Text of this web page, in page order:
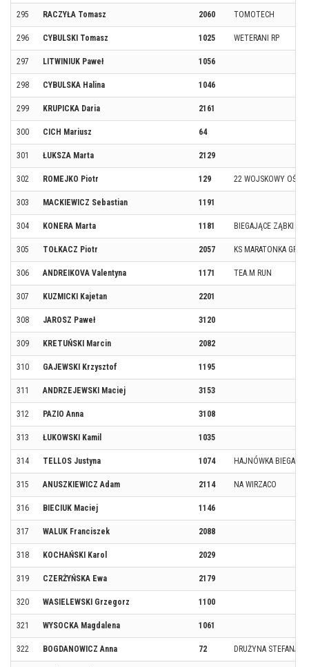
295 RACZYŁA Tomasz 2060 TOMOTECH
296 CYBULSKI Tomasz 1025 WETERANI RP
297 LITWINIUK Paweł 1056
298 CYBULSKA Halina 1046
299 KRUPICKA Daria 2161
300 CICH Mariusz 64
301 ŁUKSZA Marta 2129
302 ROMEJKO Piotr 129 22 WOJSKOWY
303 MACKIEWICZ Sebastian 1191
304 KONERA Marta 1181 BIEGAJĄCE ZĄBKI
305 TOŁKACZ Piotr 2057 KS MARATONKA
306 ANDREIKOVA Valentyna 1171 TEA.M RUN
307 KUZMICKI Kajetan 2201
308 JAROSZ Paweł 3120
309 KRETUŃSKI Marcin 2082
310 GAJEWSKI Krzysztof 1195
311 ANDRZEJEWSKI Maciej 3153
312 PAZIO Anna 3108
313 ŁUKOWSKI Kamil 1035
314 TELLOS Justyna 1074 HAJNÓWKA BIEGA
315 ANUSZKIEWICZ Adam 2114 NA WIRZACO
316 BIECIUK Maciej 1146
317 WALUK Franciszek 2088
318 KOCHAŃSKI Karol 2029
319 CZERŻYŃSKA Ewa 2179
320 WASIELEWSKI Grzegorz 1100
321 WYSOCKA Magdalena 1061
322 BOGDANOWICZ Anna 72 DRUŻYNA STEFANA